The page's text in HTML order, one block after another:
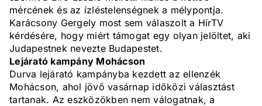
mércének és az ízléstelenségnek a mélypontja.
Karácsony Gergely most sem válaszolt a HírTV
kérdésére, hogy miért támogat egy olyan jelöltet, aki
Judapestnek nevezte Budapestet.
Lejárató kampány Mohácson
Durva lejárató kampányba kezdett az ellenzék
Mohácson, ahol jövő vasárnap időközi választást
tartanak. Az eszközökben nem válogatnak, a